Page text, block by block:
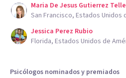
Maria De Jesus Gutierrez
San Francisco, Estados Unidos
Jessica Perez Rubio
Florida, Estados Unidos de
Psicólogos nominados y premiados